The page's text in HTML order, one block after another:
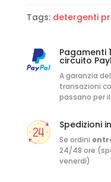
Stop
Solutions)
quantity
Tags: detergenti
Pagamenti
circuito
A garanzia
transazioni
passano per
Spedizioni
Se ordini
24/48 ore
venerdì)